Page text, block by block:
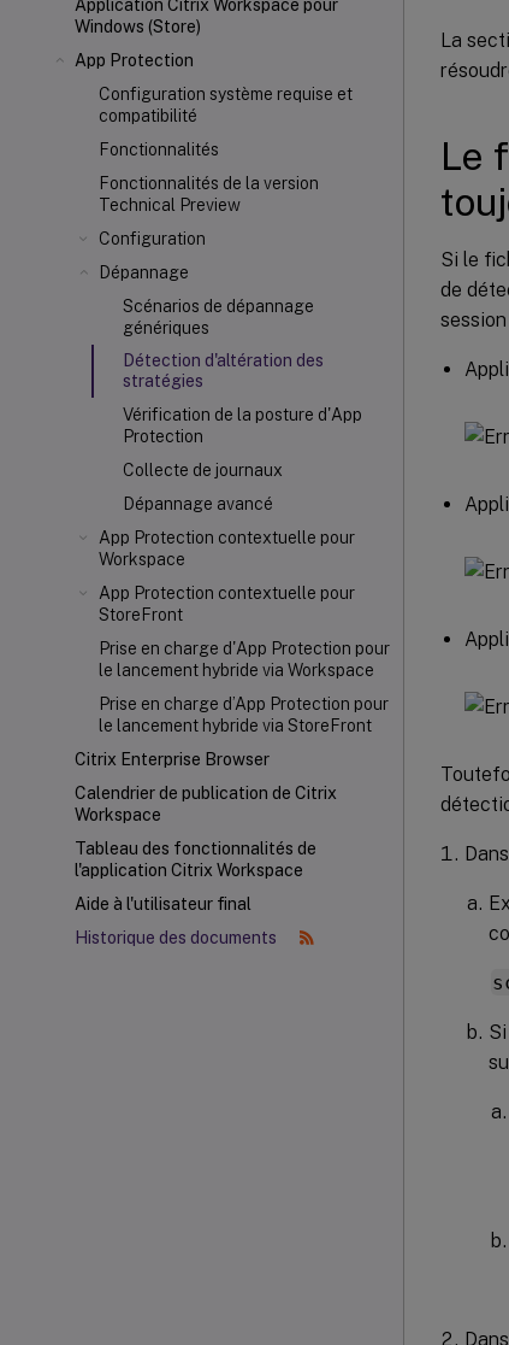
Application Citrix Workspace pour
Windows (Store)
App Protection
Configuration système requise et
compatibilité
Fonctionnalités
Fonctionnalités de la version
Technical Preview
Configuration
Dépannage
Scénarios de dépannage
génériques
Détection d'altération des
stratégies
Vérification de la posture d'App
Protection
Collecte de journaux
Dépannage avancé
App Protection contextuelle pour
Workspace
App Protection contextuelle pour
StoreFront
Prise en charge d'App Protection pour
le lancement hybride via Workspace
Prise en charge d’App Protection pour
le lancement hybride via StoreFront
Citrix Enterprise Browser
Calendrier de publication de Citrix
Workspace
Tableau des fonctionnalités de
l'application Citrix Workspace
Aide à l'utilisateur final
Historique des documents
La
Le
Si le
de